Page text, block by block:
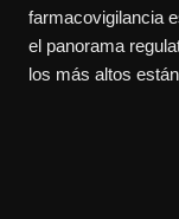
farmacovigilancia
el panorama
los más altos